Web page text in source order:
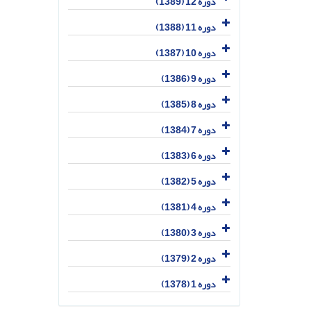
دوره 11 (1388)
دوره 10 (1387)
دوره 9 (1386)
دوره 8 (1385)
دوره 7 (1384)
دوره 6 (1383)
دوره 5 (1382)
دوره 4 (1381)
دوره 3 (1380)
دوره 2 (1379)
دوره 1 (1378)